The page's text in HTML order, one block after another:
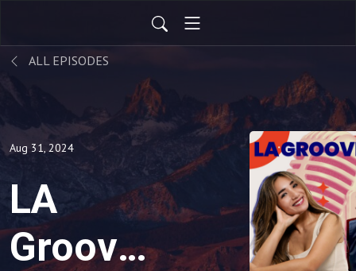
ALL EPISODES
Aug 31, 2024
LA
Groove